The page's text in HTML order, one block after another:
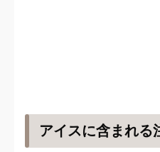
アイスに含まれる